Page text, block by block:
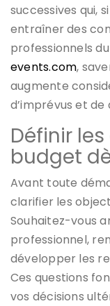
successives qui,
entraîner des
professionnels
events.com,
augmente
d’imprévus et
Définir
budget
Avant toute
clarifier les
Souhaitez-vous
professionnel,
développer les
Ces questions
vos décisions